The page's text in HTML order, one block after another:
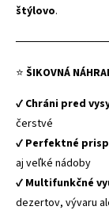
štýlovo.
⭐ ŠIKOVNÁ
✔ Chráni pred
čerstvé
✔ Perfektné
aj veľké nádoby
✔ Multifunkčné
dezertov, vývaru